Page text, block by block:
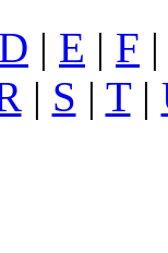
D | E | F
| S | T|